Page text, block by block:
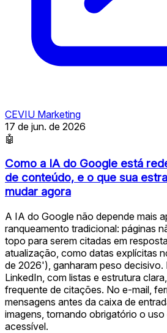
CEVIU Marketing
17 de jun. de 2026
🤖
Como a IA do Google está
de conteúdo, e o que sua
mudar agora
A IA do Google não depende mais
ranqueamento tradicional: páginas
topo para serem citadas em
atualização, como datas explícitas
de 2026'), ganharam peso decisivo.
LinkedIn, com listas e estrutura
frequente de citações. No e-mail,
mensagens antes da caixa de
imagens, tornando obrigatório o
acessível.